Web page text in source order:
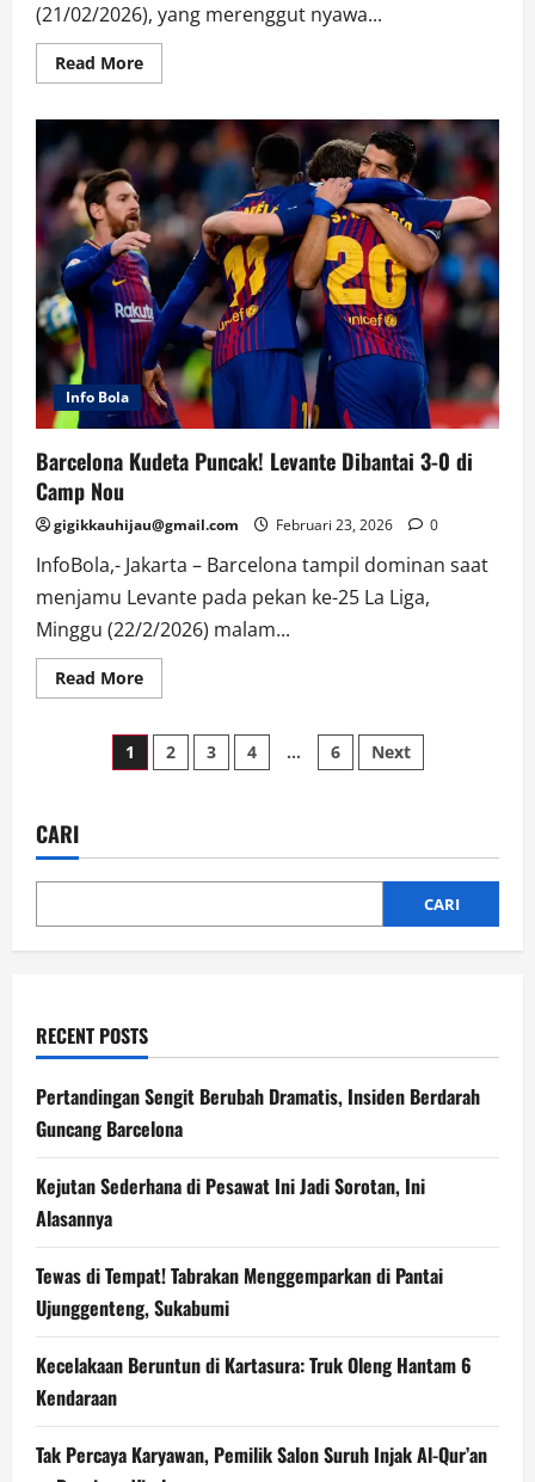
(21/02/2026), yang merenggut nyawa...
Read MoreRead
more
Anggota
DPRD
Sulsel
Tewas
Akibat
Kecelakaan
Maut
Info Bola
Barcelona Kudeta Puncak! Levante Dibantai 3-0 di
Camp Nou
gigikkauhijau@gmail.com Februari 23, 2026 0
InfoBola,- Jakarta – Barcelona tampil dominan saat
menjamu Levante pada pekan ke-25 La Liga,
Minggu (22/2/2026) malam...
Read MoreRead
more
Kudeta
Puncak!
Levante
Camp
Nou
Paginasi
1 2 3 4 … 6 Next
CARI
CARI
RECENT POSTS
Pertandingan Sengit Berubah Dramatis, Insiden Berdarah
Guncang Barcelona
Kejutan Sederhana di Pesawat Ini Jadi Sorotan, Ini
Alasannya
Tewas di Tempat! Tabrakan Menggemparkan di Pantai
Ujunggenteng, Sukabumi
Kecelakaan Beruntun di Kartasura: Truk Oleng Hantam 6
Kendaraan
Tak Percaya Karyawan, Pemilik Salon Suruh Injak Al-Qur’an